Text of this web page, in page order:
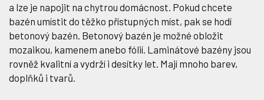
a lze je napojit na chytrou domácnost. Pokud chcete
bazén umístit do těžko přístupných míst, pak se hodí
betonový bazén. Betonový bazén je možné obložit
mozaikou, kamenem anebo fólií. Laminátové bazény jsou
rovněž kvalitní a vydrží i desítky let. Mají mnoho barev,
doplňků i tvarů.